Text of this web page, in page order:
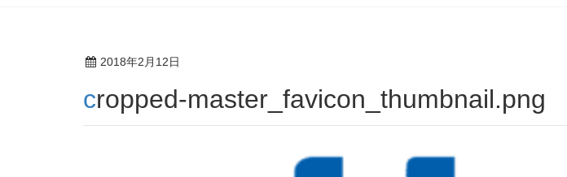
2018年2月12日
cropped-master_favicon_thumbnail.png